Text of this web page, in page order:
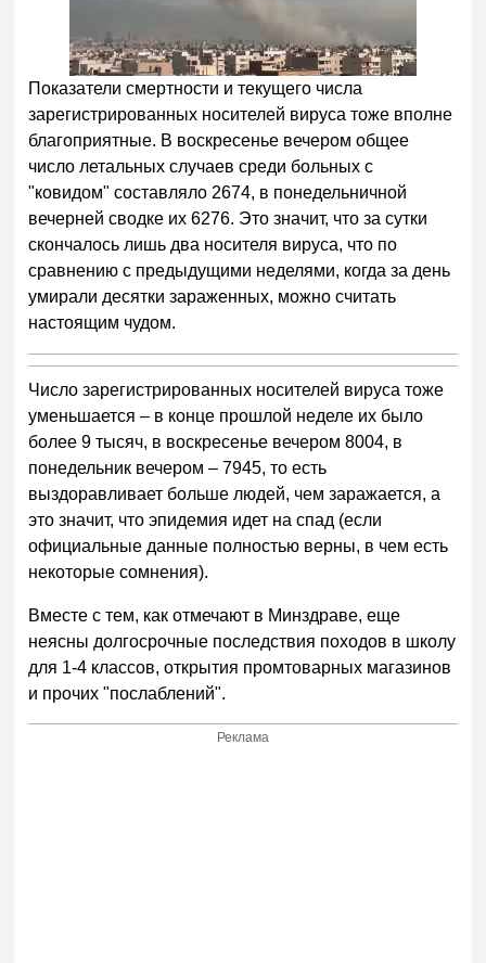
Показатели смертности и текущего числа
зарегистрированных носителей вируса тоже вполне
благоприятные. В воскресенье вечером общее
число летальных случаев среди больных с
"ковидом" составляло 2674, в понедельничной
вечерней сводке их 6276. Это значит, что за сутки
скончалось лишь два носителя вируса, что по
сравнению с предыдущими неделями, когда за день
умирали десятки зараженных, можно считать
настоящим чудом.
Число зарегистрированных носителей вируса тоже
уменьшается – в конце прошлой неделе их было
более 9 тысяч, в воскресенье вечером 8004, в
понедельник вечером – 7945, то есть
выздоравливает больше людей, чем заражается, а
это значит, что эпидемия идет на спад (если
официальные данные полностью верны, в чем есть
некоторые сомнения).
Вместе с тем, как отмечают в Минздраве, еще
неясны долгосрочные последствия походов в школу
для 1-4 классов, открытия промтоварных магазинов
и прочих "послаблений".
Реклама